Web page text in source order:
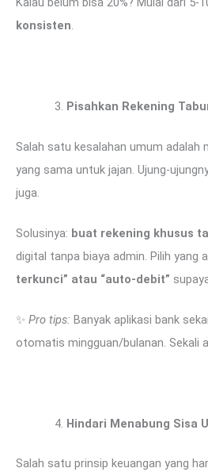
konsisten.
Pisahkan Rekening
Salah satu kesalahan umum adalah
yang sama untuk jajan. Ujung-
juga.
Solusinya: buat rekening khusus
digital tanpa biaya admin. Pilih yang
terkunci” atau “auto-debit”
✨ Pro tips: Banyak aplikasi bank
otomatis mingguan/bulanan. Sekali
Hindari Menabung Sisa
Salah satu prinsip keuangan yang